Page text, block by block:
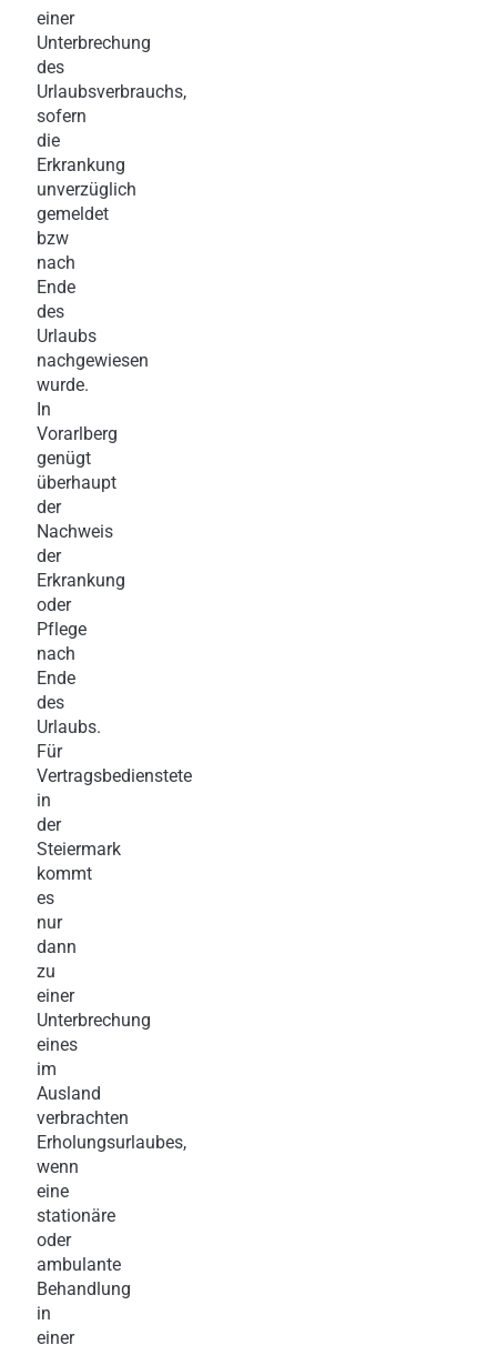
einer
Unterbrechung
des
Urlaubsverbrauchs,
sofern
die
Erkrankung
unverzüglich
gemeldet
bzw
nach
Ende
des
Urlaubs
nachgewiesen
wurde.
In
Vorarlberg
genügt
überhaupt
der
Nachweis
der
Erkrankung
oder
Pflege
nach
Ende
des
Urlaubs.
Für
Vertragsbedienstete
in
der
Steiermark
kommt
es
nur
dann
zu
einer
Unterbrechung
eines
im
Ausland
verbrachten
Erholungsurlaubes,
wenn
eine
stationäre
oder
ambulante
Behandlung
in
einer